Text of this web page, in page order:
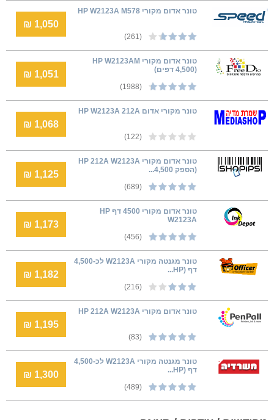
טונר אדום מקורי HP W2123A M578
(261)
1,050 ₪
טונר אדום מקורי HP W2123AM
(4,500 דפים)
(1988)
1,051 ₪
טונר מקורי אדום HP W2123A 212A
(122)
1,068 ₪
טונר אדום מקורי HP 212A W2123A
(הספק 4,500...
(689)
1,125 ₪
טונר אדום מקורי 4500 דף HP
W2123A
(456)
1,173 ₪
טונר מגנטה מקורי W2123A לכ-4,500
דף (ׂHP...
(216)
1,182 ₪
‏טונר אדום מקורי HP 212A W2123A
(83)
1,195 ₪
טונר מגנטה מקורי W2123A לכ-4,500
דף (ׂHP...
(489)
1,300 ₪